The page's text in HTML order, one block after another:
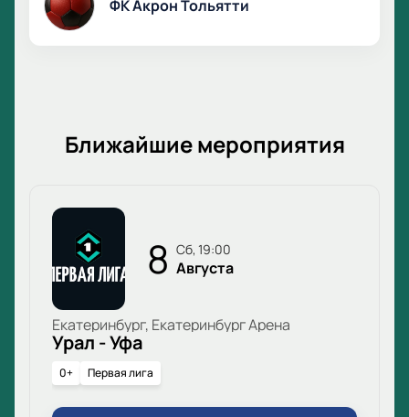
ФК Акрон Тольятти
Ближайшие мероприятия
8 сб, 19:00
Августа
Екатеринбург, Екатеринбург Арена
Урал - Уфа
0+ Первая лига